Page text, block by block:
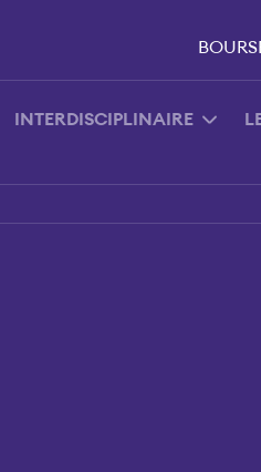
INTERDISCIPLINAIRE